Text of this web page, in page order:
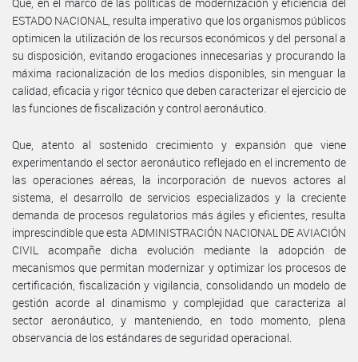
ESTADO NACIONAL, resulta imperativo que los organismos públicos
optimicen la utilización de los recursos económicos y del personal a
su disposición, evitando erogaciones innecesarias y procurando la
máxima racionalización de los medios disponibles, sin menguar la
calidad, eficacia y rigor técnico que deben caracterizar el ejercicio de
las funciones de fiscalización y control aeronáutico.
Que, atento al sostenido crecimiento y expansión que viene
experimentando el sector aeronáutico reflejado en el incremento de
las operaciones aéreas, la incorporación de nuevos actores al
sistema, el desarrollo de servicios especializados y la creciente
demanda de procesos regulatorios más ágiles y eficientes, resulta
imprescindible que esta ADMINISTRACIÓN NACIONAL DE AVIACIÓN
CIVIL acompañe dicha evolución mediante la adopción de
mecanismos que permitan modernizar y optimizar los procesos de
certificación, fiscalización y vigilancia, consolidando un modelo de
gestión acorde al dinamismo y complejidad que caracteriza al
sector aeronáutico, y manteniendo, en todo momento, plena
observancia de los estándares de seguridad operacional.